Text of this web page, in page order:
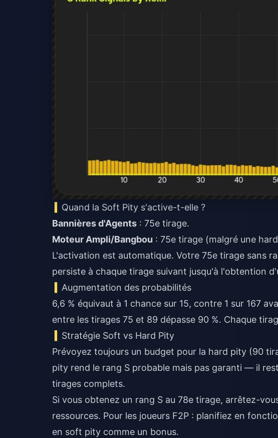
Quand la Soft Pity s'active-t-elle ?
Bannières d'Agents : 75e tirage.
Moteur Ampli/Bangbou : 75e tirage (malgré une
L'activation est automatique. Votre 75e tirage sans
persiste à chaque tirage suivant jusqu'à l'obtention
Augmentation des probabilités
6,6 % équivaut à 1 chance sur 15, contre 1 sur 167
entre les tirages 75 et 89 dépasse 90 %. Chaque
Stratégie Soft vs Hard Pity
Prévoyez toujours un budget pour la hard pity (90
pity rend le rang S probable mais pas garanti — il
tirages complets.
Si vous obtenez un rang S au 78e tirage, arrêtez-
ressources. Pour les joueurs F2P : planifiez en
en soft pity comme un bonus.